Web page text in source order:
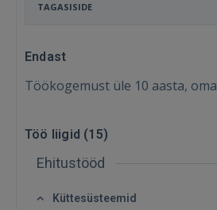
TAGASISIDE
Endast
Töökogemust üle 10 aasta,
Töö liigid (15)
Ehitustööd
Küttesüsteemid